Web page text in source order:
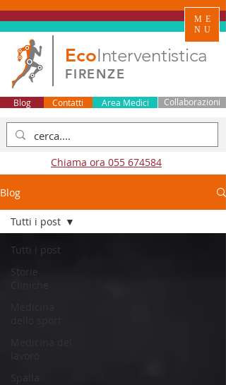
EcoInterventistica
FIRENZE
Collaborazioni
Area Medici
Contatti
Blog
Chiama ora 055 674584
ME
NU
Blog
Tutti i post
Storie
Tutti i post